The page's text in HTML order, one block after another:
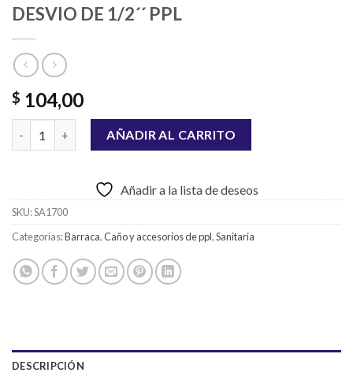
DESVIO DE 1/2´´ PPL
$ 104,00
DESVIO DE 1/2´´ PPL cantidadAÑADIR AL CARRITO
Añadir a la lista de deseos
SKU:SA1700
Categorías:Barraca,Caño y accesorios de ppl,Sanitaria
DESCRIPCIÓN